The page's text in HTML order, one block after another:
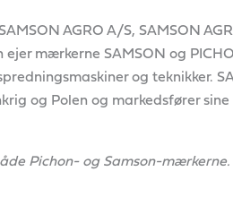
AGRO A/S, SAMSON
ejer mærkerne SAMSON og
og teknikker.
og Polen og markedsfører
Pichon- og Samson-mærkerne.